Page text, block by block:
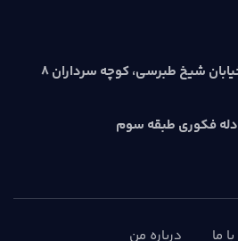
شيخ طبرسي، كوچه سرداران 8
فکوری طبقه سوم
ما درباره من